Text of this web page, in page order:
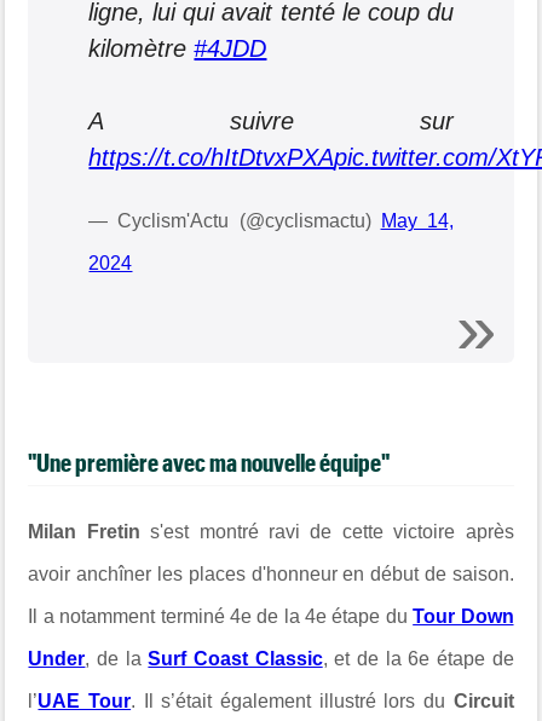
ligne, lui qui avait tenté le coup du
kilomètre#4JDD
A suivre sur
https://t.co/hItDtvxPXApic.twitter.com/
— Cyclism'Actu (@cyclismactu) May 14,
2024
"Une première avec ma nouvelle équipe"
Milan Fretin s'est montré ravi de cette victoire après
avoir anchîner les places d'honneur en début de saison.
Il a notamment terminé 4e de la 4e étape duTour Down
Under, de laSurf Coast Classic, et de la 6e étape de
l’UAE Tour. Il s’était également illustré lors du Circuit